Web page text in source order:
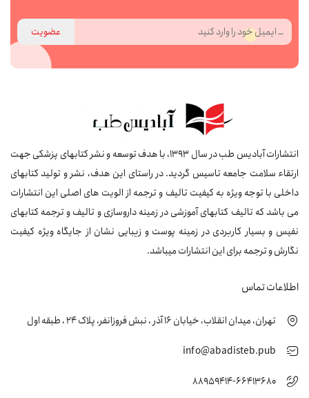
عضویت
انتشارات آبادیس طب در سال 1393، با هدف توسعه و نشر کتابهای پزشکی جهت
ارتقاء سلامت جامعه تاسیس گردید. در راستای این هدف، نشر و تولید کتابهای
داخلی با توجه ویژه به کیفیت تالیف و ترجمه از الویت های اصلی این انتشارات
می باشد که تالیف کتابهای آموزشی در زمینه داروسازی و تالیف و ترجمه کتابهای
نفیس و بسیار کاربردی در زمینه پوست و زیبایی نشان از جایگاه ویژه کیفیت
نگارش و ترجمه برای این انتشارات میباشد.
اطلاعات تماس
تهران، میدان انقلاب، خیابان 16 آذر ، نبش فروزانفر، پلاک 24 ، طبقه اول
info@abadisteb.pub
88959414-66413680